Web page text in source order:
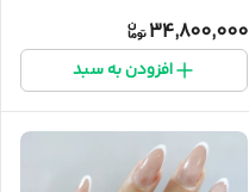
34,800,000
افزودن به سبد